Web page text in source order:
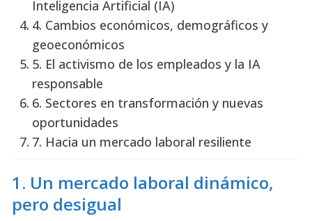
Inteligencia Artificial (IA)
4. Cambios económicos, demográficos y
geoeconómicos
5. El activismo de los empleados y la IA
responsable
6. Sectores en transformación y nuevas
oportunidades
7. Hacia un mercado laboral resiliente
1. Un mercado laboral dinámico,
pero desigual